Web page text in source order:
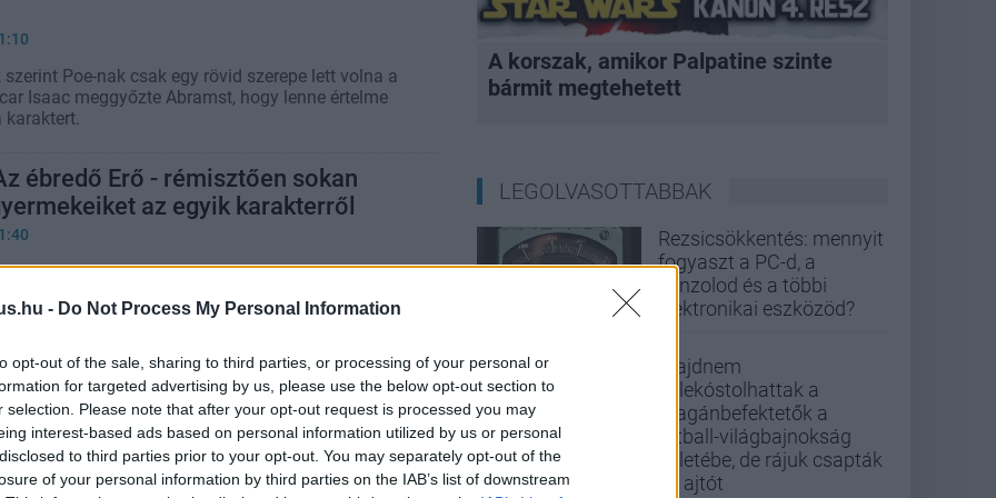
- Do Not Process My Personal Information
opt-out of the sale, sharing to third parties, or processing of your personal or
for targeted advertising by us, please use the below opt-out section to
selection. Please note that after your opt-out request is processed you may
interest-based ads based on personal information utilized by us or personal
to third parties prior to your opt-out. You may separately opt-out of the
of your personal information by third parties on the IAB’s list of downstream
szerint Poe-nak csak egy rövid szerepe lett volna a
Isaac meggyőzte Abramst, hogy lenne értelme
ébredő Erő - rémisztően sokan
az egyik karakterről
bemutatkozása miatt igencsak megnőtt a Harley
a Star Wars 7 indított el.
VIII rendezőjének kérésére
Az ébredő Erő végén
Az ébredő Erő utolsó jelentének kapcsán csupán
kért Rian Johnson, úgy tűnik, számára
A korszak, amikor Palpatine szinte
bármit megtehetett
LEGOLVASOTTABBAK
Rezsicsökkentés: mennyit
fogyaszt a PC-d, a
konzolod és a többi
elektronikai eszközöd?
Majdnem
belekóstolhattak a
magánbefektetők a
futball-világbajnokság
üzletébe, de rájuk csapták
az ajtót